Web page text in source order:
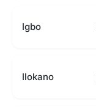
Igbo
Ilokano